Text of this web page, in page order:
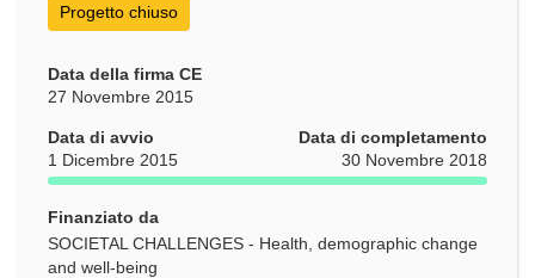
Progetto chiuso
Data della firma CE
27 Novembre 2015
Data di avvio
1 Dicembre 2015
Data di completamento
30 Novembre 2018
Finanziato da
SOCIETAL CHALLENGES - Health, demographic change
and well-being